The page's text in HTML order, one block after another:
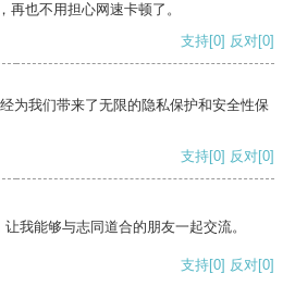
再也不用担心网速卡顿了。
支持[0] 反对[0]
为我们带来了无限的隐私保护和安全性保
支持[0] 反对[0]
我能够与志同道合的朋友一起交流。
支持[0] 反对[0]